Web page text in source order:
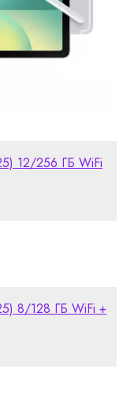
12/256 ГБ WiFi
8/128 ГБ WiFi +